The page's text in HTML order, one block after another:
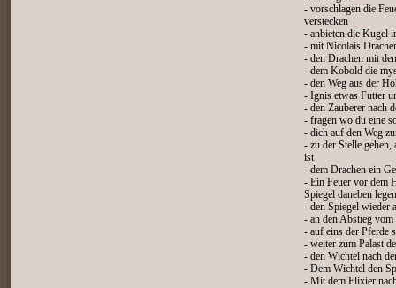
- vorschlagen die
verstecken
- anbieten die Kugel
- mit Nicolais
- den Drachen mit
- dem Kobold die
- den Weg aus der
- Ignis etwas Futter
- den Zauberer nach
- fragen wo du eine
- dich auf den Weg
- zu der Stelle gehen,
ist
- dem Drachen ein
- Ein Feuer vor dem
Spiegel daneben legen
- den Spiegel wieder
- an den Abstieg vom
- auf eins der Pferde
- weiter zum Palast
- den Wichtel nach
- Dem Wichtel den
- Mit dem Elixier